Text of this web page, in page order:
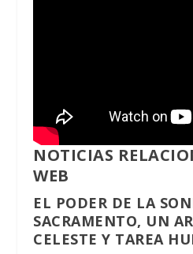
NOTICIAS
WEB
EL PODER DE LA
SACRAMENTO, UN
CELESTE Y TAREA